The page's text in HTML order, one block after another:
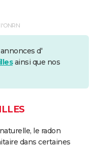
d'
ainsi que nos
le radon
dans certaines